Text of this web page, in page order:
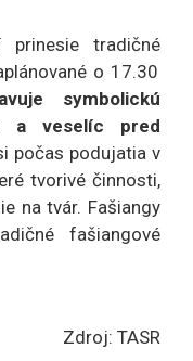
prinesie tradičné
o 17.30
symbolickú
a veselíc pred
počas podujatia v
tvorivé činnosti,
na tvár. Fašiangy
fašiangové
Zdroj: TASR